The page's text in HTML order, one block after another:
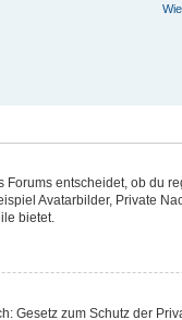
entscheidet, ob du
Avatarbilder, Private
bietet.
Gesetz zum Schutz der